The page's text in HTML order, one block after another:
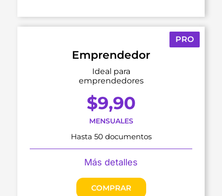
Emprendedor
Ideal para
emprendedores
$9,90
MENSUALES
Hasta 50 documentos
Más detalles
COMPRAR
PRO